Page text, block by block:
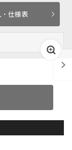
仕様表